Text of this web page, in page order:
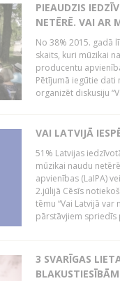
PIEAUDZIS
NETĒRĒ. VAI AR
No 38% 2015. gadā
skaits, kuri mūzikai
producentu
Pētījumā iegūtie dati
organizēt diskusiju
VAI LATVIJĀ
51% Latvijas
mūzikai naudu
apvienības (LaIPA)
2.jūlijā Cēsīs
tēmu “Vai Latvijā
pārstāvjiem spriedīs
3 SVARĪGAS
BLAKUSTIESĪBĀM